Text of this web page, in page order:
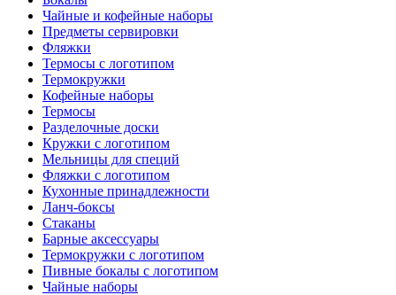
Чайные и кофейные наборы
Предметы сервировки
Фляжки
Термосы с логотипом
Термокружки
Кофейные наборы
Термосы
Разделочные доски
Кружки с логотипом
Мельницы для специй
Фляжки с логотипом
Кухонные принадлежности
Ланч-боксы
Стаканы
Барные аксессуары
Термокружки с логотипом
Пивные бокалы с логотипом
Чайные наборы